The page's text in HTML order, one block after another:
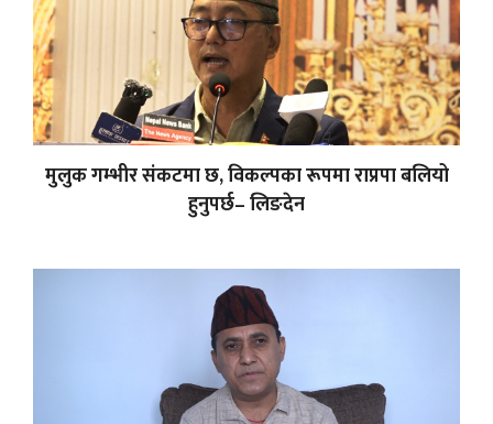
मुलुक गम्भीर संकटमा छ, विकल्पका रूपमा राप्रपा बलियो
हुनुपर्छ– लिङदेन